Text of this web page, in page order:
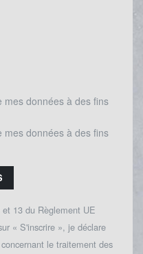
mes données à des fins
mes données à des fins
13 du Règlement UE
« S'inscrire », je déclare
concernant le traitement des